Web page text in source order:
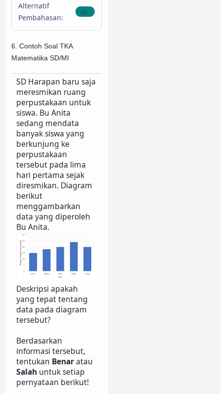
Alternatif
Pembahasan:
6. Contoh Soal TKA
Matematika SD/MI
SD Harapan baru saja
meresmikan ruang
perpustakaan untuk
siswa. Bu Anita
sedang mendata
banyak siswa yang
berkunjung ke
perpustakaan
tersebut pada lima
hari pertama sejak
diresmikan. Diagram
berikut
menggambarkan
data yang diperoleh
Bu Anita.
Deskripsi apakah
yang tepat tentang
data pada diagram
tersebut?
Berdasarkan
informasi tersebut,
tentukan Benaratau
Salah untuk setiap
pernyataan berikut!